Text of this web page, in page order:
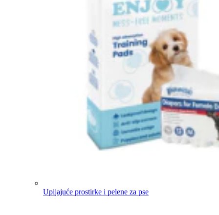
Upijajuće prostirke i pelene za pse